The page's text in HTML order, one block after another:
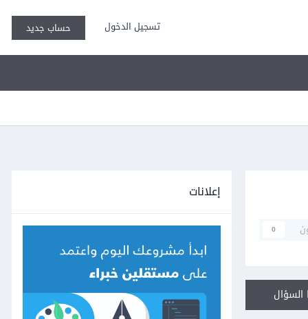
تسجيل الدخول حساب جديد
0
إعلانات